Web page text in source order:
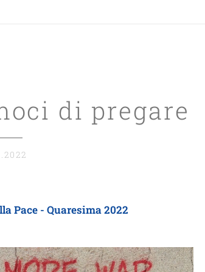
di pregare
Pace - Quaresima 2022